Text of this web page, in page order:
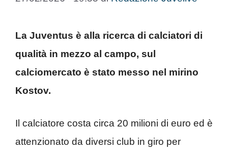
La Juventus è alla ricerca di calciatori di
qualità in mezzo al campo, sul
calciomercato è stato messo nel mirino
Kostov.
Il calciatore costa circa 20 milioni di euro ed è
attenzionato da diversi club in giro per